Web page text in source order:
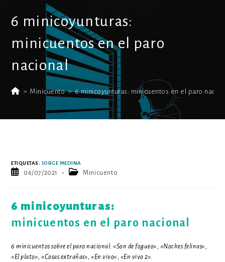
6 minicoyunturas:
minicuentos en el paro
nacional
> Minicuento > 6 minicoyunturas: minicuentos en el paro
ETIQUETAS: JORGE MEDINA
Publicación
entrada:
06/07/2021
CategoríaMinicuento
6 minicoyunturas:
minicuentos en el paro nacional
6 minicuentos sobre el paro nacional: «Son de fogueo», «Noches felinas»,
«El plato», «Cosas extrañas», «En vivo», «En vivo 2».